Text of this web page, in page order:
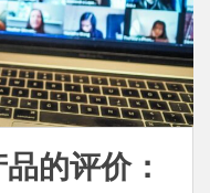
的评价：